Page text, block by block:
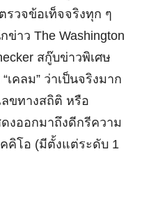
รวจข้อเท็จจริงทุก ๆ
าว The Washington
สกู๊บข่าวพิเศษ
เคลม” ว่าเป็นจริงมาก
ขทางสถิติ หรือ
งออกมาถึงดีกรีความ
โอ (มีตั้งแต่ระดับ 1